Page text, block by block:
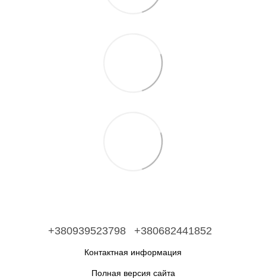
+380939523798 +380682441852
Контактная информация
Полная версия сайта